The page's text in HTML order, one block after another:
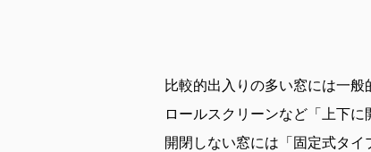
比較的出入りの多い窓には一
ロールスクリーンなど「上下に
開閉しない窓には「固定式タイ